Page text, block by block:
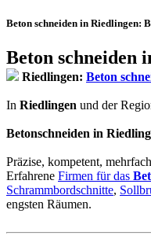
Beton schneiden in Riedlingen:
Beton schneiden
Riedlingen: Beton
In Riedlingen und der
Betonschneiden in
Präzise, kompetent,
Erfahrene Firmen für das
Schrammbordschnitte,
engsten Räumen.